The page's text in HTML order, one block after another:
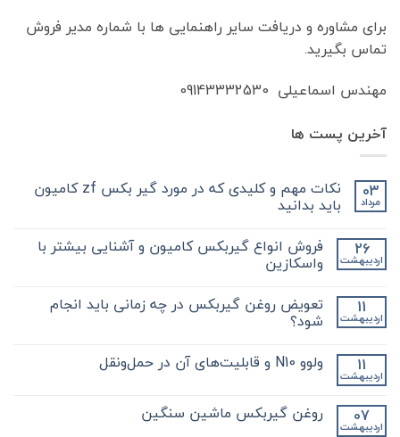
برای مشاوره و دریافت سایر راهنمایی ها با شماره مدیر فروش
تماس بگیرید.
مهندس اسماعیلی 09143332530
آخرین پست ها
03
مرداد
نکات مهم و کلیدی که در مورد گیر بکس zf کامیون
باید بدانید
دیدگاهی
نکات
مهم
کلیدی
در
مورد
بکس
کامیون
باید
نشده 26
اردیبهشت
فروش انواع گیربکس کامیون و آشنایی بیشتر با
واسکازین
برای
فروش
انواع
و
آشنایی
واسکازین
ثبت
نشده 11
اردیبهشت
تعویض روغن گیربکس در چه زمانی باید انجام
شود؟
برای
تعویض
در
چه
ثبت
نشده 11
اردیبهشت
ولوو N10 و قابلیت‌های آن در حمل‌ونقل
ولوو
N10
ثبت
نشده 07
اردیبهشت
روغن گیربکس ماشین سنگین